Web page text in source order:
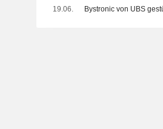
19.06. Bystronic von UBS